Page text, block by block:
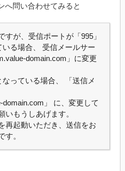
へ問い合わせてみると
すが、受信ポートが「995」
いる場合、 受信メールサー
domain.com」に変更
っている場合、 「送信メ
domain.com」 に、変更して
いもうしあげます。
再起動いただき、送信をお
す。